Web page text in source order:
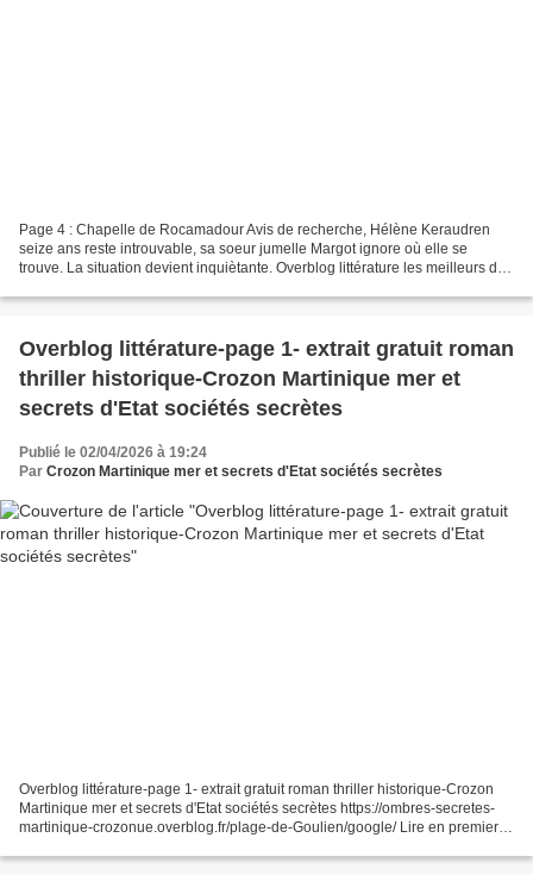
Page 4 : Chapelle de Rocamadour Avis de recherche, Hélène Keraudren
seize ans reste introuvable, sa soeur jumelle Margot ignore où elle se
trouve. La situation devient inquiètante. Overblog littérature les meilleurs des
Overblog littérature-page 1- extrait gratuit roman
thriller historique-Crozon Martinique mer et
secrets d'Etat sociétés secrètes
Publié le 02/04/2026 à 19:24
Par Crozon Martinique mer et secrets d'Etat sociétés secrètes
Overblog littérature-page 1- extrait gratuit roman thriller historique-Crozon
Martinique mer et secrets d'Etat sociétés secrètes https://ombres-secretes-
martinique-crozonue.overblog.fr/plage-de-Goulien/google/ Lire en premier